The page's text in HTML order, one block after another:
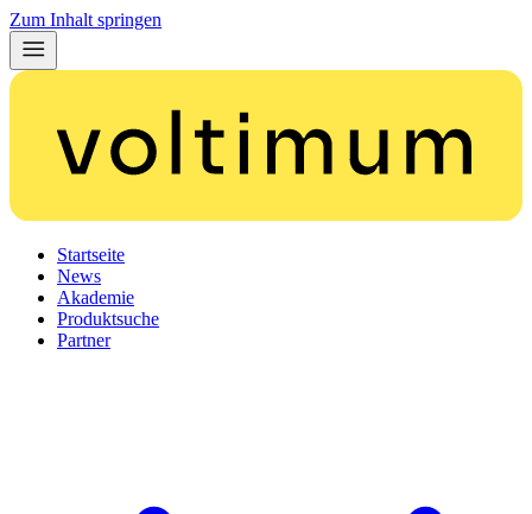
Zum Inhalt springen
Startseite
News
Akademie
Produktsuche
Partner